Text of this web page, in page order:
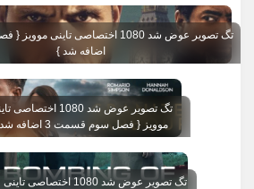
اضافه شد }
تگ تصویر عوض شد 1080
موویز { فصل سوم قسمت 3 اضافه شد }
تگ تصویر عوض شد 1080 اختصاصی تاینی